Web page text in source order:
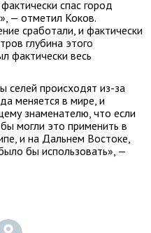
спас город
— отметил Коков.
сработали, и фактически
глубина этого
фактически весь
селей происходят из-за
меняется в мире, и
знаменателю, что если
могли это применить в
и на Дальнем Востоке,
бы использовать», —